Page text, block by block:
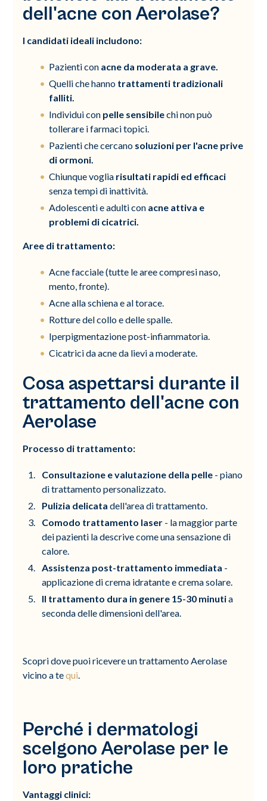
dell'acne con Aerolase?
I candidati ideali includono:
Pazienti con acne da moderata a grave.
Quelli che hanno trattamenti tradizionali
falliti.
Individui con pelle sensibilechi non può
tollerare i farmaci topici.
Pazienti che cercano soluzioni per l'acne prive
di ormoni.
Chiunque voglia risultati rapidi ed efficaci
senza tempi di inattività.
Adolescenti e adulti con acne attiva e
problemi di cicatrici.
Aree di trattamento:
Acne facciale (tutte le aree compresi naso,
mento, fronte).
Acne alla schiena e al torace.
Rotture del collo e delle spalle.
Iperpigmentazione post-infiammatoria.
Cicatrici da acne da lievi a moderate.
Cosa aspettarsi durante il
trattamento dell'acne con
Aerolase
Processo di trattamento:
Consultazione e valutazione della pelle - piano
di trattamento personalizzato.
Pulizia delicata dell'area di trattamento.
Comodo trattamento laser - la maggior parte
dei pazienti la descrive come una sensazione di
calore.
Assistenza post-trattamento immediata -
applicazione di crema idratante e crema solare.
Il trattamento dura in genere 15-30 minutia
seconda delle dimensioni dell'area.
Scopri dove puoi ricevere un trattamento Aerolase
vicino a tequi
Perché i dermatologi
scelgono Aerolase per le
loro pratiche
Vantaggi clinici: